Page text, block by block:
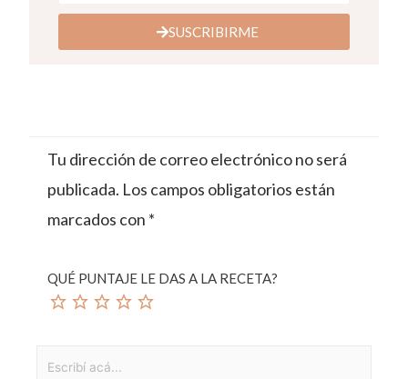
SUSCRIBIRME
Tu dirección de correo electrónico no será
publicada. Los campos obligatorios están
marcados con *
QUÉ PUNTAJE LE DAS A LA RECETA?